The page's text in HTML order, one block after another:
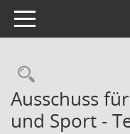
Toggle navigation
Ausschuss
und Sport -